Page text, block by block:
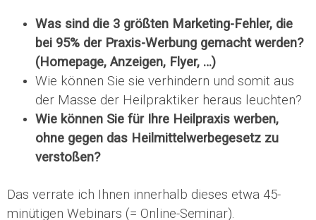
Was sind die 3 größten Marketing-Fehler, die
bei 95% der Praxis-Werbung gemacht werden?
(Homepage, Anzeigen, Flyer, …)
Wie können Sie sie verhindern und somit aus
der Masse der Heilpraktiker heraus leuchten?
Wie können Sie für Ihre Heilpraxis werben,
ohne gegen das Heilmittelwerbegesetz zu
verstoßen?
Das verrate ich Ihnen innerhalb dieses etwa 45-
minütigen Webinars (= Online-Seminar).